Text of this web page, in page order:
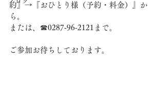
約』→『おひとり様（予約・料金）』か
ら。
または、☎0287-96-2121まで。
ご参加お待ちしております。